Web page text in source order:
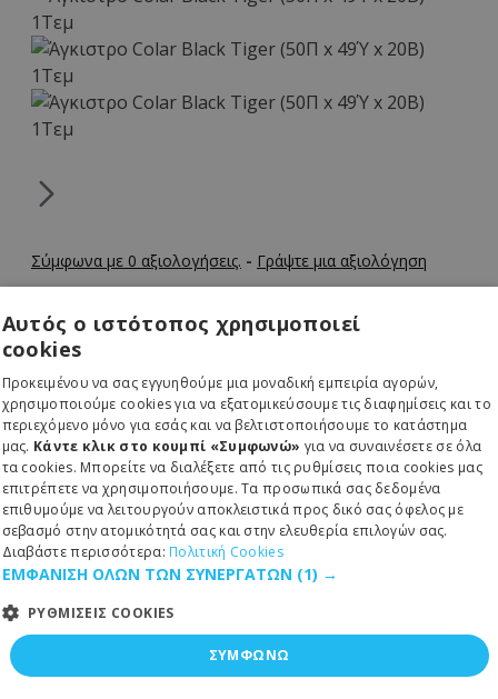
Σύμφωνα με 0 αξιολογήσεις. - Γράψτε μια αξιολόγηση
16,70€
Κωδικός: 43-251-0108
Barcode: 8720553003311
MPN: 1314630746
Tiger
ΚΑΛΆΘΙ
Αυτός ο ιστότοπος χρησιμοποιεί
cookies
Προκειμένου να σας εγγυηθούμε μια μοναδική εμπειρία αγορών,
χρησιμοποιούμε cookies για να εξατομικεύσουμε τις διαφημίσεις και το
περιεχόμενο μόνο για εσάς και να βελτιστοποιήσουμε το κατάστημα
μας. Κάντε κλικ στο κουμπί «Συμφωνώ» για να συναινέσετε σε όλα
τα cookies. Μπορείτε να διαλέξετε από τις ρυθμίσεις ποια cookies μας
επιτρέπετε να χρησιμοποιήσουμε. Τα προσωπικά σας δεδομένα
επιθυμούμε να λειτουργούν αποκλειστικά προς δικό σας όφελος με
σεβασμό στην ατομικότητά σας και στην ελευθερία επιλογών σας.
Διαβάστε περισσότερα: Πολιτική Cookies
ΕΜΦΑΝΙΣΗ ΟΛΩΝ ΤΩΝ ΣΥΝΕΡΓΑΤΩΝ (1) →
ΡΥΘΜΙΣΕΙΣ COOKIES
ΣΥΜΦΩΝΩ